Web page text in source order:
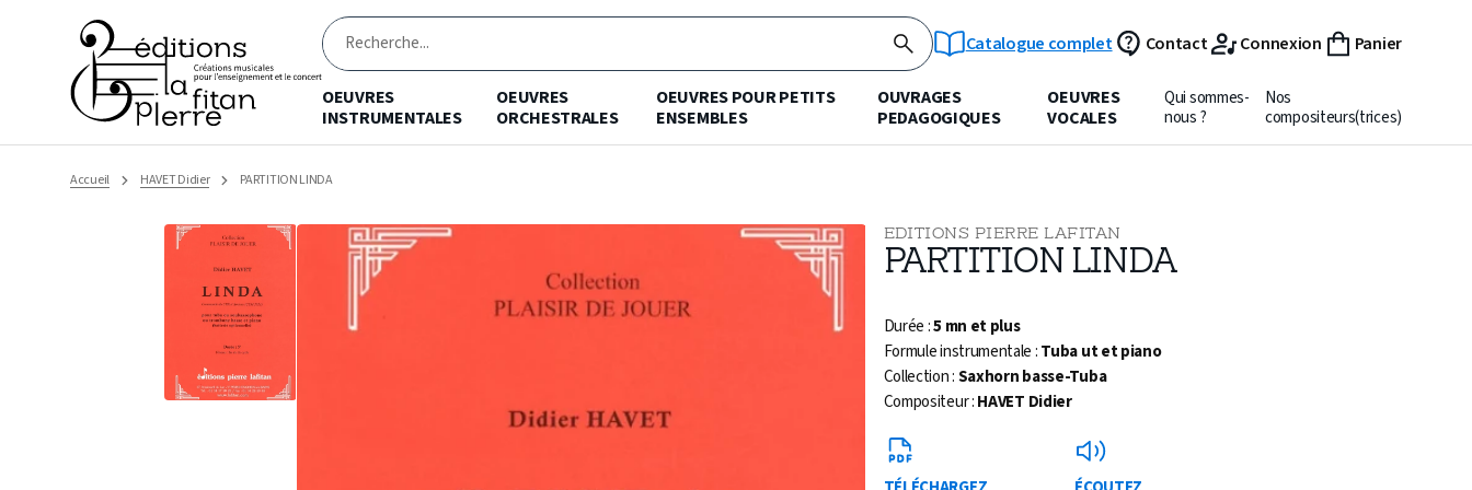
Recherche Catalogue complet Contact Connexion Panier
OEUVRES
INSTRUMENTALES
OEUVRES
ORCHESTRALES
OEUVRES POUR PETITS
ENSEMBLES
OUVRAGES
PEDAGOGIQUES
OEUVRES
VOCALES
Qui sommes-
nous ?
Nos
compositeurs(trices)
Accueil HAVET Didier PARTITION LINDA
EDITIONS PIERRE LAFITAN
PARTITION LINDA
Durée :5 mn et plus
Formule instrumentale :Tuba ut et piano
Collection :Saxhorn basse-Tuba
Compositeur :HAVET Didier